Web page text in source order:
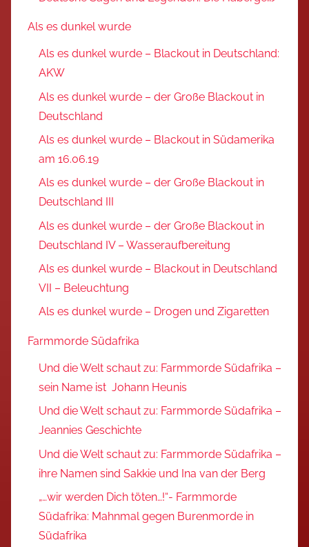
Als es dunkel wurde
Als es dunkel wurde – Blackout in Deutschland:
AKW
Als es dunkel wurde – der Große Blackout in
Deutschland
Als es dunkel wurde – Blackout in Südamerika
am 16.06.19
Als es dunkel wurde – der Große Blackout in
Deutschland III
Als es dunkel wurde – der Große Blackout in
Deutschland IV – Wasseraufbereitung
Als es dunkel wurde – Blackout in Deutschland
VII – Beleuchtung
Als es dunkel wurde – Drogen und Zigaretten
Farmmorde Südafrika
Und die Welt schaut zu: Farmmorde Südafrika –
sein Name ist Johann Heunis
Und die Welt schaut zu: Farmmorde Südafrika –
Jeannies Geschichte
Und die Welt schaut zu: Farmmorde Südafrika –
ihre Namen sind Sakkie und Ina van der Berg
„…wir werden Dich töten…!“- Farmmorde
Südafrika: Mahnmal gegen Burenmorde in
Südafrika